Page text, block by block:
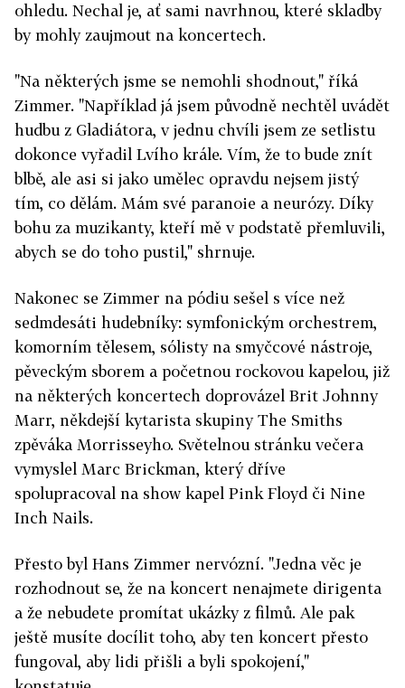
ohledu. Nechal je, ať sami navrhnou, které skladby
by mohly zaujmout na koncertech.
"Na některých jsme se nemohli shodnout," říká
Zimmer. "Například já jsem původně nechtěl uvádět
hudbu z Gladiátora, v jednu chvíli jsem ze setlistu
dokonce vyřadil Lvího krále. Vím, že to bude znít
blbě, ale asi si jako umělec opravdu nejsem jistý
tím, co dělám. Mám své paranoie a neurózy. Díky
bohu za muzikanty, kteří mě v podstatě přemluvili,
abych se do toho pustil," shrnuje.
Nakonec se Zimmer na pódiu sešel s více než
sedmdesáti hudebníky: symfonickým orchestrem,
komorním tělesem, sólisty na smyčcové nástroje,
pěveckým sborem a početnou rockovou kapelou, již
na některých koncertech doprovázel Brit Johnny
Marr, někdejší kytarista skupiny The Smiths
zpěváka Morrisseyho. Světelnou stránku večera
vymyslel Marc Brickman, který dříve
spolupracoval na show kapel Pink Floyd či Nine
Inch Nails.
Přesto byl Hans Zimmer nervózní. "Jedna věc je
rozhodnout se, že na koncert nenajmete dirigenta
a že nebudete promítat ukázky z filmů. Ale pak
ještě musíte docílit toho, aby ten koncert přesto
fungoval, aby lidi přišli a byli spokojení,"